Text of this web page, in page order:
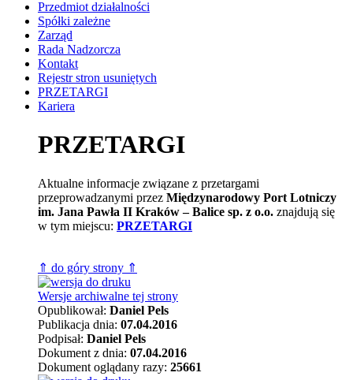
Przedmiot działalności
Spółki zależne
Zarząd
Rada Nadzorcza
Kontakt
Rejestr stron usuniętych
PRZETARGI
Kariera
PRZETARGI
Aktualne informacje związane z przetargami
przeprowadzanymi przez Międzynarodowy Port Lotniczy
im. Jana Pawła II Kraków – Balice sp. z o.o. znajdują się
w tym miejscu: PRZETARGI
⇑ do góry strony ⇑
Wersje archiwalne tej strony
Opublikował: Daniel Pels
Publikacja dnia: 07.04.2016
Podpisał: Daniel Pels
Dokument z dnia: 07.04.2016
Dokument oglądany razy: 25661